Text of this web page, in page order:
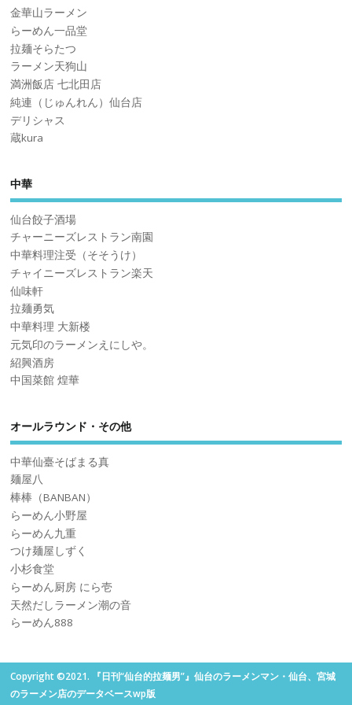
金華山ラーメン
らーめん一品堂
拉麺そらたつ
ラーメン天狗山
満洲飯店 七北田店
純連（じゅんれん）仙台店
デリシャス
蔵kura
中華
仙台餃子酒場
チャーニーズレストラン南園
中華料理注受（そそうけ）
チャイニーズレストラン楽天
仙味軒
拉麺勇気
中華料理 大新楼
元気印のラーメンえにしや。
紹興酒房
中国菜館 煌華
オールラウンド・その他
中華仙臺そばまる真
麺屋八
棒棒（BANBAN）
らーめん小野屋
らーめん九重
つけ麺屋しずく
小杉食堂
らーめん厨房 にら壱
天然だしラーメン潮の音
らーめん888
Copyright ©2021. 『日刊“仙台的拉麺男”』仙台のラーメンマン・仙台、宮城
のラーメン店のデータベースwp版